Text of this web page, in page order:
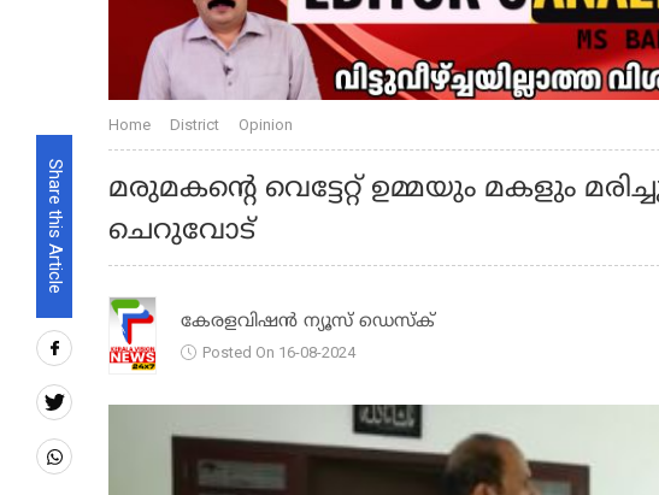
Share this Article
Home District Opinion
മരുമകന്റെ വെട്ടേറ്റ് ഉമ്മയും മകളും
ചെറുവോട്
കേരളവിഷൻ ന്യൂസ് ഡെസ്‌ക്
Posted On 16-08-2024